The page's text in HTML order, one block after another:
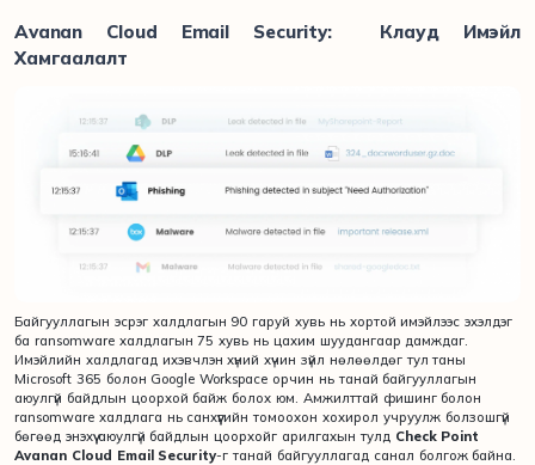
Avanan Cloud Email Security: Клауд Имэйл
Хамгаалалт
Байгууллагын эсрэг халдлагын 90 гаруй хувь нь хортой имэйлээс эхэлдэг
ба ransomware халдлагын 75 хувь нь цахим шуудангаар дамждаг.
Имэйлийн халдлагад ихэвчлэн хүний ​​хүчин зүйл нөлөөлдөг тул таны
Microsoft 365 болон Google Workspace орчин нь танай байгууллагын
аюулгүй байдлын цоорхой байж болох юм. Амжилттай фишинг болон
ransomware халдлага нь санхүүгийн томоохон хохирол учруулж болзошгүй
бөгөөд энэхүү аюулгүй байдлын цоорхойг арилгахын тулд Check Point
Avanan Cloud Email Security-г танай байгууллагад санал болгож байна.